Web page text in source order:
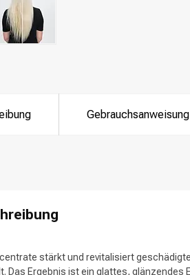
Gebrauchsanweisung
stärkt und revitalisiert
Das Ergebnis ist ein glattes, glänzendes